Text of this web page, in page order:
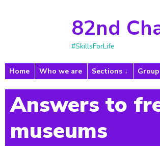
82nd
#SkillsForLife
Home Who we are Sections
Answers to
museums